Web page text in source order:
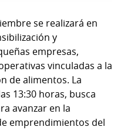
se realizará en
y
empresas,
vinculadas a la
de alimentos. La
13:30 horas, busca
avanzar en la
emprendimientos del